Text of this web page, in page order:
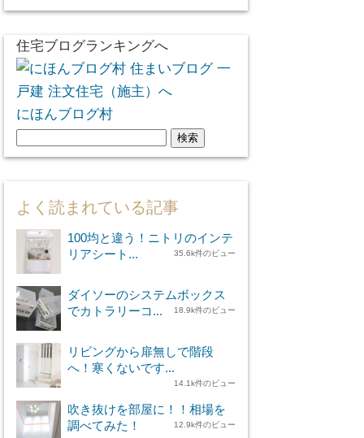
住宅ブログランキングへ
にほんブログ村
索:
よく読まれている記事
100均と違う！ニトリのインテ
リアシート...
35.6k件のビュー
ダイソーのシステムボックス
でカトラリーコ...
18.9k件のビュー
リビングから扉無しで階段
へ！寒くないです...
14.1k件のビュー
吹き抜けを部屋に！！相場を
調べてみた！
12.9k件のビュー